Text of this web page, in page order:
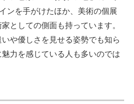
ンを手がけたほか、美術の個展
としての側面も持っています。
や優しさを見せる姿勢でも知ら
力を感じている人も多いのでは